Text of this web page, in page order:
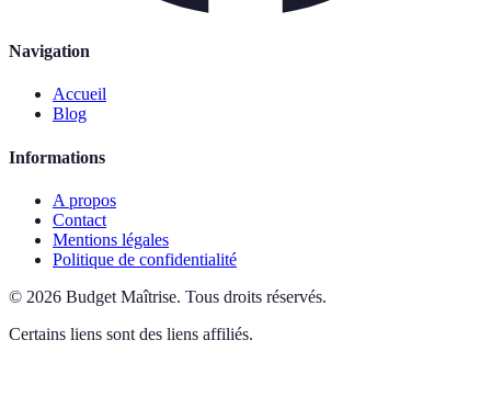
Navigation
Accueil
Blog
Informations
A propos
Contact
Mentions légales
Politique de confidentialité
© 2026 Budget Maîtrise. Tous droits réservés.
Certains liens sont des liens affiliés.